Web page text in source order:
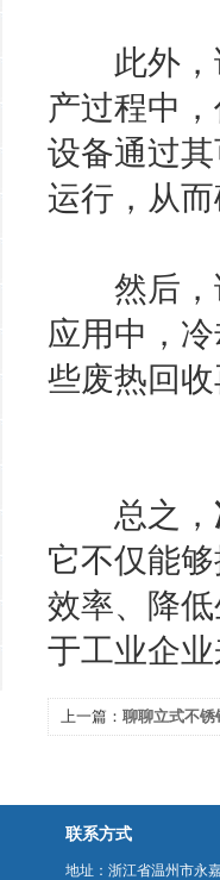
此外，该
产过程中
设备通过
运行，从
然后，该
应用中，
些废热回
总之，
它不仅能
效率、降
于工业企
上一篇： 聊聊立式不锈
联系方式
地址：浙江省温州市永